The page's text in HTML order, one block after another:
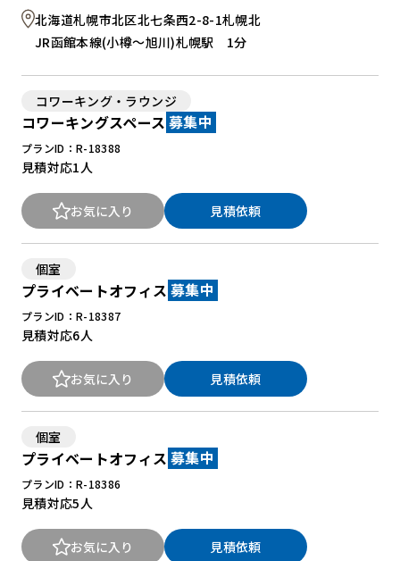
北海道札幌市北区北七条西2-8-1札幌北
JR函館本線(小樽～旭川)札幌駅 1分
コワーキング・ラウンジ
コワーキングスペース 募集中
プランID：R-18388
見積対応1人
お気に入り 見積依頼
個室
プライベートオフィス 募集中
プランID：R-18387
見積対応6人
お気に入り 見積依頼
個室
プライベートオフィス 募集中
プランID：R-18386
見積対応5人
お気に入り 見積依頼